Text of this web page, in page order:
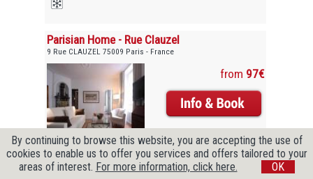
Parisian Home - Rue Clauzel
9 Rue CLAUZEL 75009 Paris - France
from 97€
By continuing to browse this website, you are accepting the use of
cookies to enable us to offer you services and offers tailored to your
areas of interest. For more information, click here. OK